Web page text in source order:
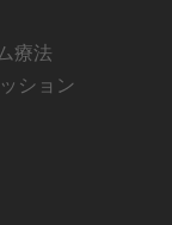
療法
ション